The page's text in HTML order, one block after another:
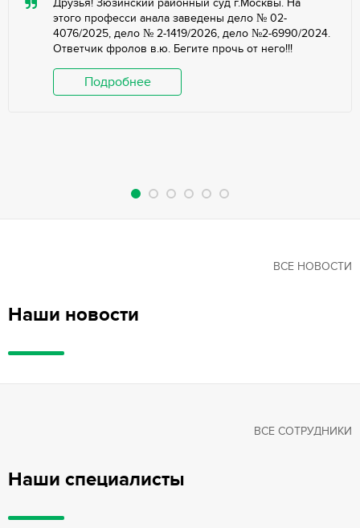
этого професси анала заведены дело № 02-
4076/2025, дело № 2-1419/2026, дело №2-6990/2024.
Ответчик фролов в.ю. Бегите прочь от него!!!
Подробнее
Наши новости
ВСЕ НОВОСТИ
Наши специалисты
ВСЕ СОТРУДНИКИ